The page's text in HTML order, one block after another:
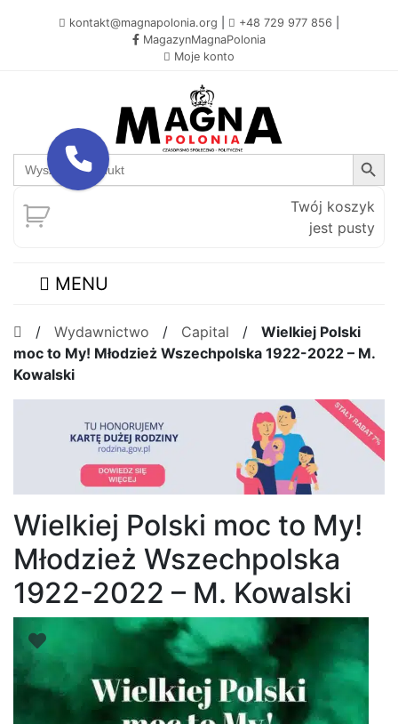
kontakt@magnapolonia.org +48 729 977 856
MagazynMagnaPolonia
Moje konto
Search
for:
Search Button
Twój koszyk
jest pusty
MENU
/ Wydawnictwo / Capital / Wielkiej Polski
moc to My! Młodzież Wszechpolska 1922-2022 – M.
Kowalski
Wielkiej Polski moc to My!
Młodzież Wszechpolska
1922-2022 – M. Kowalski